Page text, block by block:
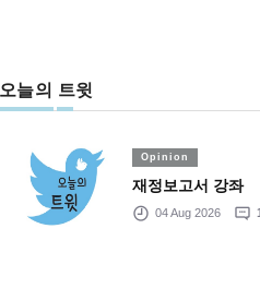
오늘의 트윗
Opinion
재정보고서 강좌
04 Aug 2026